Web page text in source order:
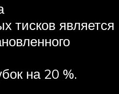
тисков является
на 20 %.